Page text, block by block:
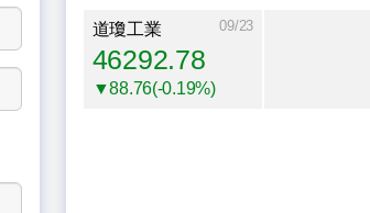
道瓊工業 09/23
46292.78
▼88.76(-0.19%)